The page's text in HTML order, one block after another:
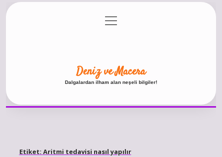
Gizlilik Politikası
menüyü
aç
Deniz ve Macera
Dalgalardan ilham alan neşeli bilgiler!
Etiket: Aritmi tedavisi nasıl yapılır